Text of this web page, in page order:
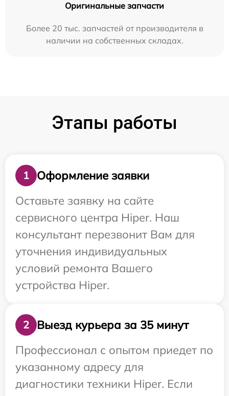
Оригинальные запчасти
Более 20 тыс. запчастей от производителя в
наличии на собственных складах.
Этапы работы
1
Оформление заявки
Оставьте заявку на сайте
сервисного центра Hiper. Наш
консультант перезвонит Вам для
уточнения индивидуальных
условий ремонта Вашего
устройства Hiper.
2
Выезд курьера за 35 минут
Профессионал с опытом приедет по
указанному адресу для
диагностики техники Hiper. Если